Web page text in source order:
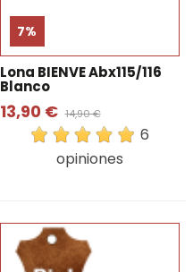
7%
Lona BIENVE Abx115/116
Blanco
13,90 € 14,90 €
6
opiniones